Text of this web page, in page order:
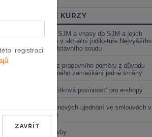
ONLINE KURZY
Vnosy ze SJM a vnosy do SJM a jejich
valorizace v aktuální judikatuře Nejvyššího
soudu a Ústavního soudu
Výpověď z pracovního poměru z důvodu
neomluveného zameškání jedné směny
Nová „tlačítková povinnost“ pro e-shopy
Změna cenových ujednání ve smlouvách v
energetice
Černé stavby
registraci
ZAVŘÍT